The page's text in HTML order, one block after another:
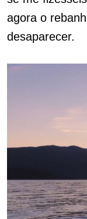
agora o
desaparecer.